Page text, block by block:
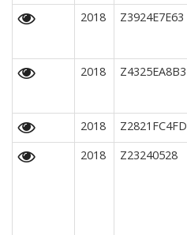
2018
Z3924E7E63
2018
Z4325EA8B3
2018
Z2821FC4FD
2018
Z23240528